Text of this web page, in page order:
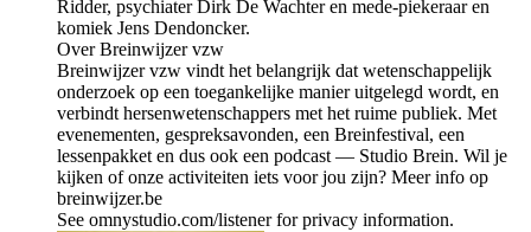
Ridder, psychiater Dirk De Wachter en mede-piekeraar en
komiek Jens Dendoncker.
Over Breinwijzer vzw
Breinwijzer vzw vindt het belangrijk dat wetenschappelijk
onderzoek op een toegankelijke manier uitgelegd wordt, en
verbindt hersenwetenschappers met het ruime publiek. Met
evenementen, gespreksavonden, een Breinfestival, een
lessenpakket en dus ook een podcast — Studio Brein. Wil je
kijken of onze activiteiten iets voor jou zijn? Meer info op
breinwijzer.be
See omnystudio.com/listener for privacy information.